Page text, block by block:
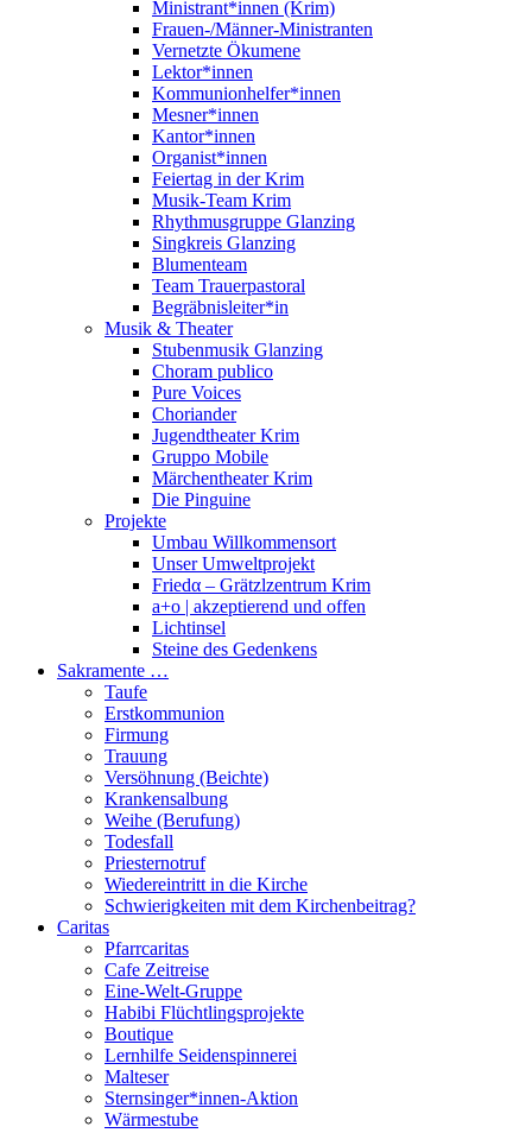
Ministrant*innen (Krim)
Frauen-/Männer-Ministranten
Vernetzte Ökumene
Lektor*innen
Kommunionhelfer*innen
Mesner*innen
Kantor*innen
Organist*innen
Feiertag in der Krim
Musik-Team Krim
Rhythmusgruppe Glanzing
Singkreis Glanzing
Blumenteam
Team Trauerpastoral
Begräbnisleiter*in
Musik & Theater
Stubenmusik Glanzing
Choram publico
Pure Voices
Choriander
Jugendtheater Krim
Gruppo Mobile
Märchentheater Krim
Die Pinguine
Projekte
Umbau Willkommensort
Unser Umweltprojekt
Friedα – Grätzlzentrum Krim
a+o | akzeptierend und offen
Lichtinsel
Steine des Gedenkens
Sakramente …
Taufe
Erstkommunion
Firmung
Trauung
Versöhnung (Beichte)
Krankensalbung
Weihe (Berufung)
Todesfall
Priesternotruf
Wiedereintritt in die Kirche
Schwierigkeiten mit dem Kirchenbeitrag?
Caritas
Pfarrcaritas
Cafe Zeitreise
Eine-Welt-Gruppe
Habibi Flüchtlingsprojekte
Boutique
Lernhilfe Seidenspinnerei
Malteser
Sternsinger*innen-Aktion
Wärmestube